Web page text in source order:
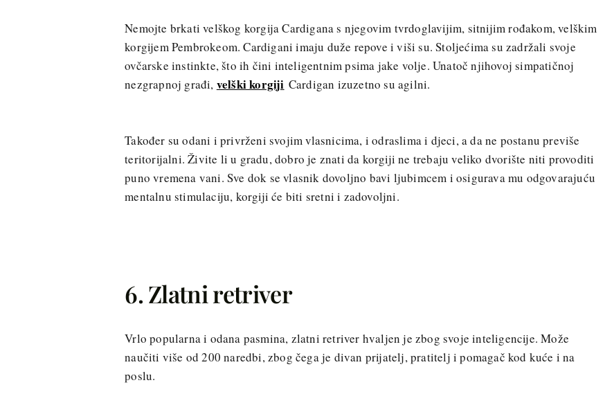
Nemojte brkati velškog korgija Cardigana s njegovim tvrdoglavijim, sitnijim rođakom, velškim
korgijem Pembrokeom. Cardigani imaju duže repove i viši su. Stoljećima su zadržali svoje
ovčarske instinkte, što ih čini inteligentnim psima jake volje. Unatoč njihovoj simpatičnoj
nezgrapnoj građi, velški korgiji Cardigan izuzetno su agilni.
Također su odani i privrženi svojim vlasnicima, i odraslima i djeci, a da ne postanu previše
teritorijalni. Živite li u gradu, dobro je znati da korgiji ne trebaju veliko dvorište niti provoditi
puno vremena vani. Sve dok se vlasnik dovoljno bavi ljubimcem i osigurava mu odgovarajuću
mentalnu stimulaciju, korgiji će biti sretni i zadovoljni.
6. Zlatni retriver
Vrlo popularna i odana pasmina, zlatni retriver hvaljen je zbog svoje inteligencije. Može
naučiti više od 200 naredbi, zbog čega je divan prijatelj, pratitelj i pomagač kod kuće i na
poslu.